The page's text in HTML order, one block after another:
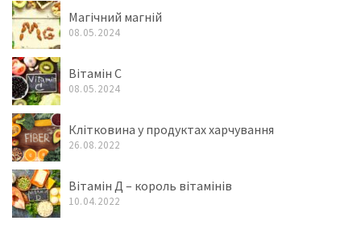
Магічний магній
08.05.2024
Вітамін C
08.05.2024
Клітковина у продуктах харчування
26.08.2022
Вітамін Д – король вітамінів
10.04.2022